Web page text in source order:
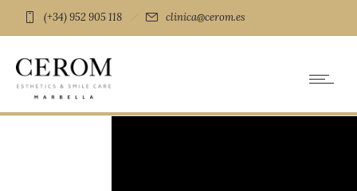
(+34) 952 905 118 clinica@cerom.es